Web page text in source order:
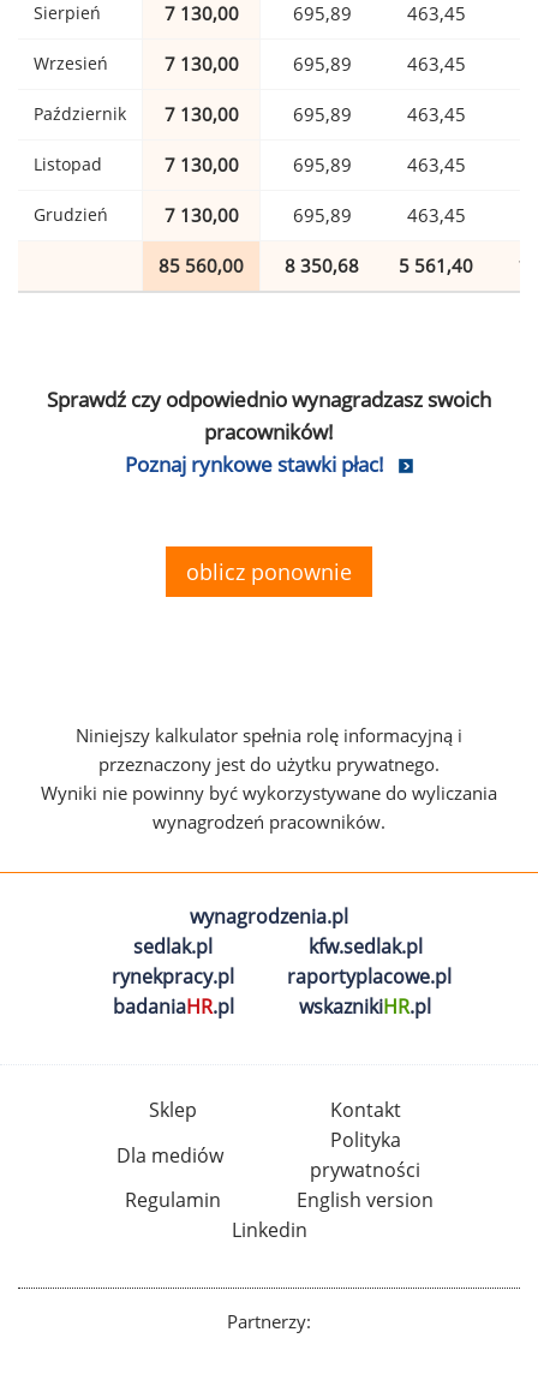
Sierpień 7 130,00 695,89 463,45
Wrzesień 7 130,00 695,89 463,45
Październik 7 130,00 695,89 463,45
Listopad 7 130,00 695,89 463,45
Grudzień 7 130,00 695,89 463,45
85 560,00 8 350,68 5 561,40 1
Sprawdź czy odpowiednio wynagradzasz swoich
pracowników!
Poznaj rynkowe stawki płac!
oblicz ponownie
Niniejszy kalkulator spełnia rolę informacyjną i
przeznaczony jest do użytku prywatnego.
Wyniki nie powinny być wykorzystywane do wyliczania
wynagrodzeń pracowników.
wynagrodzenia.pl
sedlak.pl
kfw.sedlak.pl
rynekpracy.pl
raportyplacowe.pl
badaniaHR.pl wskaznikiHR.pl
Sklep
Kontakt
Dla mediów
Polityka
prywatności
Regulamin
English version
Linkedin
Partnerzy: